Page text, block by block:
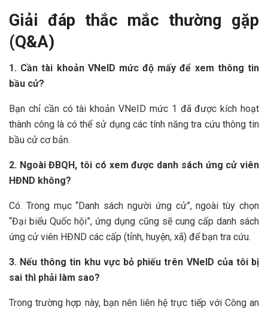
Giải đáp thắc mắc thường gặp
(Q&A)
1. Cần tài khoản VNeID mức độ mấy để xem thông tin
bầu cử?
Bạn chỉ cần có tài khoản VNeID mức 1 đã được kích hoạt
thành công là có thể sử dụng các tính năng tra cứu thông tin
bầu cử cơ bản.
2. Ngoài ĐBQH, tôi có xem được danh sách ứng cử viên
HĐND không?
Có. Trong mục “Danh sách người ứng cử”, ngoài tùy chọn
“Đại biểu Quốc hội”, ứng dụng cũng sẽ cung cấp danh sách
ứng cử viên HĐND các cấp (tỉnh, huyện, xã) để bạn tra cứu.
3. Nếu thông tin khu vực bỏ phiếu trên VNeID của tôi bị
sai thì phải làm sao?
Trong trường hợp này, bạn nên liên hệ trực tiếp với Công an